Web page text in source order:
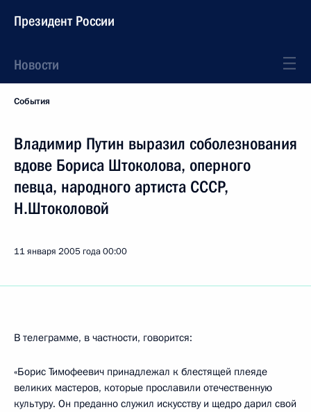
Президент России
Новости
События
Владимир Путин выразил соболезнования
вдове Бориса Штоколова, оперного
певца, народного артиста СССР,
Н.Штоколовой
11 января 2005 года00:00
В телеграмме, в частности, говорится:
«Борис Тимофеевич принадлежал к блестящей плеяде
великих мастеров, которые прославили отечественную
культуру. Он преданно служил искусству и щедро дарил свой